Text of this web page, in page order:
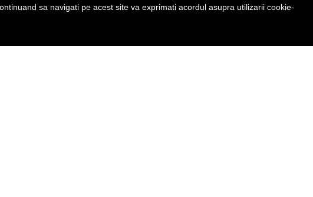
sa navigati pe acest site va exprimati acordul asupra utilizarii cookie-